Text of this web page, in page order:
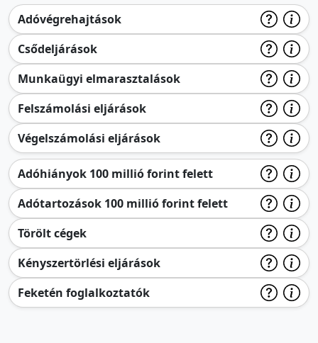
Adóvégrehajtások
Csődeljárások
Munkaügyi elmarasztalások
Felszámolási eljárások
Végelszámolási eljárások
Adóhiányok 100 millió forint felett
Adótartozások 100 millió forint felett
Törölt cégek
Kényszertörlési eljárások
Feketén foglalkoztatók